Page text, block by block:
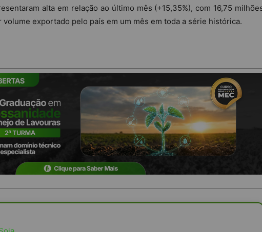
alta em relação ao último mês (+15,35%), com 16,75
volume exportado pelo país em um mês em toda a série histórica.